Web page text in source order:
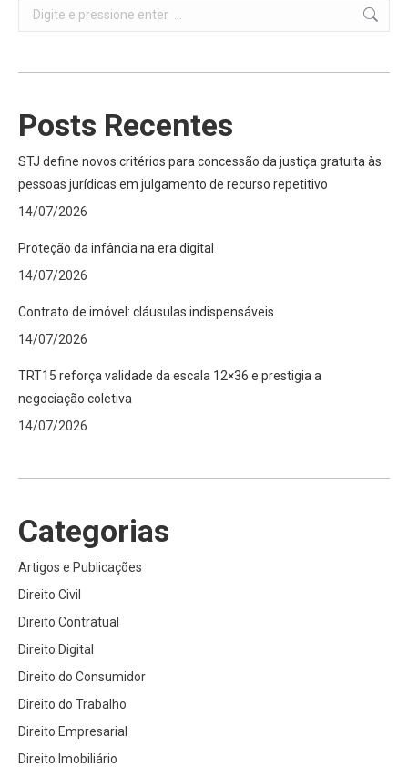
Search:
Posts Recentes
STJ define novos critérios para concessão da justiça gratuita às
pessoas jurídicas em julgamento de recurso repetitivo
14/07/2026
Proteção da infância na era digital
14/07/2026
Contrato de imóvel: cláusulas indispensáveis
14/07/2026
TRT15 reforça validade da escala 12×36 e prestigia a
negociação coletiva
14/07/2026
Categorias
Artigos e Publicações
Direito Civil
Direito Contratual
Direito Digital
Direito do Consumidor
Direito do Trabalho
Direito Empresarial
Direito Imobiliário